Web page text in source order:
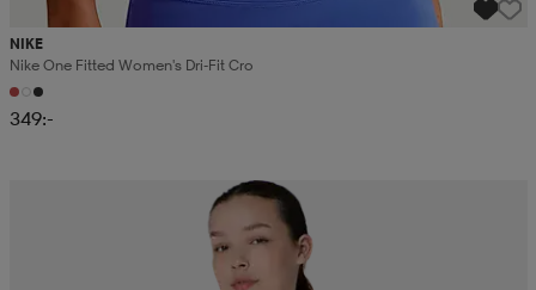
NIKE
Nike One Fitted Women's Dri-Fit Cro
349:-